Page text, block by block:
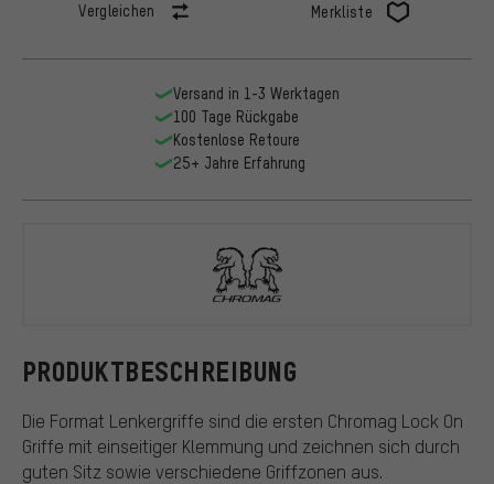
Vergleichen Merkliste
PRODUKTBESCHREIBUNG
Die Format Lenkergriffe sind die ersten Chromag Lock On
Griffe mit einseitiger Klemmung und zeichnen sich durch
guten Sitz sowie verschiedene Griffzonen aus.
Versand in 1-3 Werktagen
100 Tage Rückgabe
Kostenlose Retoure
25+ Jahre Erfahrung